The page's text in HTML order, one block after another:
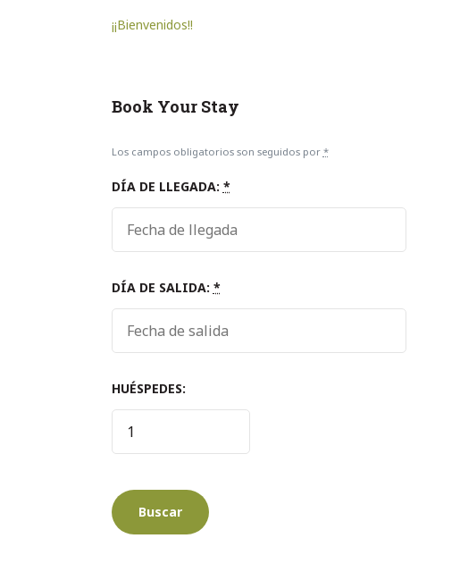
¡¡Bienvenidos!!
Book Your Stay
Los campos obligatorios son seguidos por *
DÍA DE LLEGADA: *
DÍA DE SALIDA: *
HUÉSPEDES: